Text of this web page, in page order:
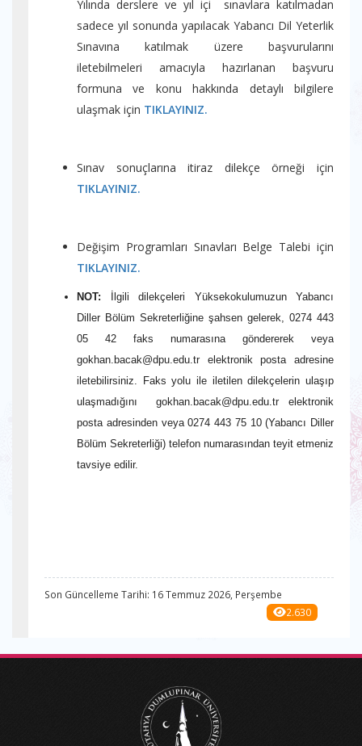
Yılında derslere ve yıl içi sınavlara katılmadan
sadece yıl sonunda yapılacak Yabancı Dil Yeterlik
Sınavına katılmak üzere başvurularını
iletebilmeleri amacıyla hazırlanan başvuru
formuna ve konu hakkında detaylı bilgilere
ulaşmak için TIKLAYINIZ.
Sınav sonuçlarına itiraz dilekçe örneği için
TIKLAYINIZ.
Değişim Programları Sınavları Belge Talebi için
TIKLAYINIZ.
NOT: İlgili dilekçeleri Yüksekokulumuzun Yabancı
Diller Bölüm Sekreterliğine şahsen gelerek, 0274 443
05 42 faks numarasına göndererek veya
gokhan.bacak@dpu.edu.tr elektronik posta adresine
iletebilirsiniz. Faks yolu ile iletilen dilekçelerin ulaşıp
ulaşmadığınıgokhan.bacak@dpu.edu.tr elektronik
posta adresinden veya 0274 443 75 10 (Yabancı Diller
Bölüm Sekreterliği) telefon numarasından teyit etmeniz
tavsiye edilir.
Son Güncelleme Tarihi: 16 Temmuz 2026, Perşembe
2.630